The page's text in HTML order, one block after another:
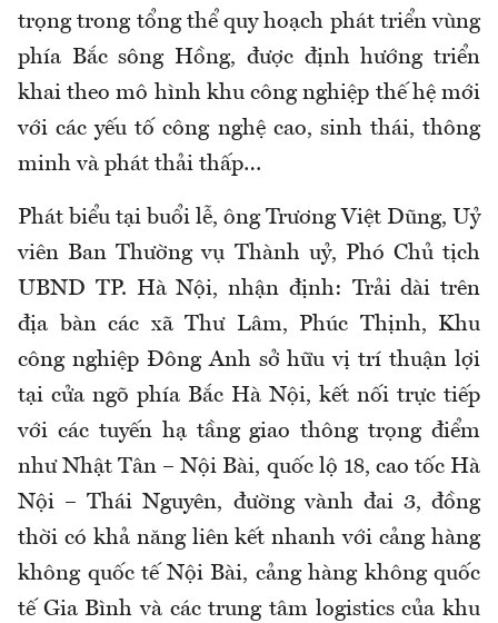
trọng trong tổng thể quy hoạch phát triển vùng
phía Bắc sông Hồng, được định hướng triển
khai theo mô hình khu công nghiệp thế hệ mới
với các yếu tố công nghệ cao, sinh thái, thông
minh và phát thải thấp…
Phát biểu tại buổi lễ, ông Trương Việt Dũng, Uỷ
viên Ban Thường vụ Thành uỷ, Phó Chủ tịch
UBND TP. Hà Nội, nhận định: Trải dài trên
địa bàn các xã Thư Lâm, Phúc Thịnh, Khu
công nghiệp Đông Anh sở hữu vị trí thuận lợi
tại cửa ngõ phía Bắc Hà Nội, kết nối trực tiếp
với các tuyến hạ tầng giao thông trọng điểm
như Nhật Tân – Nội Bài, quốc lộ 18, cao tốc Hà
Nội – Thái Nguyên, đường vành đai 3, đồng
thời có khả năng liên kết nhanh với cảng hàng
không quốc tế Nội Bài, cảng hàng không quốc
tế Gia Bình và các trung tâm logistics của khu